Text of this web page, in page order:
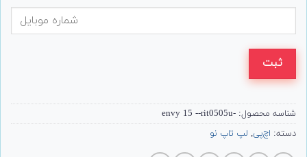
ثبت
شناسه محصول: -envy 15 --rit0505u
دسته: اچ‌پی, لپ تاپ نو